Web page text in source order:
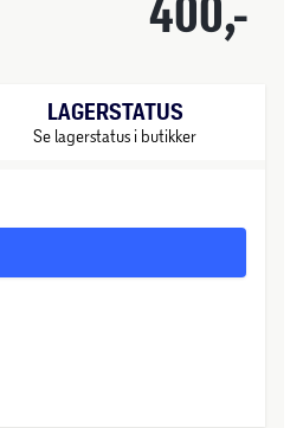
400,-
LAGERSTATUS
Se lagerstatus i butikker